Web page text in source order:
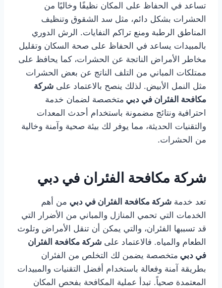
تساعد في الحفاظ على المكان نظيفًا وخاليًا من
الحشرات بشكل دائم، مثل سد الشقوق وتنظيف
المناطق الرطبة ومنع تراكم النفايات. الرش الدوري
بالمبيدات يساعد في الحفاظ على صحة السكان وتقليل
مخاطر الأمراض الناتجة عن الحشرات، كما يحافظ على
ممتلكات المباني من التلف الناتج عن بعض الحشرات
مثل النمل الأبيض. لذلك ينصح بالاعتماد على شركة
مكافحة الفئران في دبي متخصصة لضمان خدمة
احترافية ونتائج مضمونة باستخدام أحدث المعدات
والتقنيات الحديثة، مما يوفر لك بيئة صحية وآمنة وخالية
من الحشرات.
شركة مكافحة الفئران في دبي
تعد خدمة شركة مكافحة الفئران في دبي من أهم
الخدمات التي تحمي المنازل والمباني من الأضرار التي
قد تسببها الفئران، والتي يمكن أن تنقل الأمراض وتلوث
الطعام والمياه. فالاعتماد على شركة مكافحة الفئران
في دبي متخصصة يضمن لك التخلص من الفئران
بطريقة آمنة وفعالة باستخدام أفضل التقنيات والمبيدات
المعتمدة صحياً. تبدأ عملية المكافحة بفحص المكان